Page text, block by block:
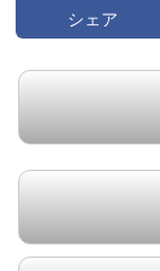
シェア